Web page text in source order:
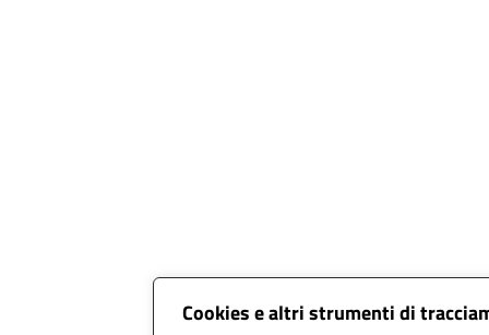
Cookies e altri strumenti di